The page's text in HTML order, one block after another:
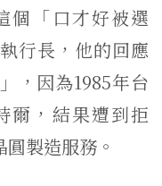
個「口才好被選
行長，他的回應
，因為1985年台
爾，結果遭到拒
製造服務。